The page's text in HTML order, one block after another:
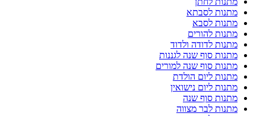
מתנות לסבתא
מתנות לסבא
מתנות להורים
מתנות לדודה ולדוד
מתנות סוף שנה לגננות
מתנות סוף שנה למורים
מתנות ליום הולדת
מתנות ליום נישואין
מתנות סוף שנה
מתנות לבר מצווה